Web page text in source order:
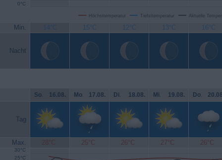
Höchsttemperatur Tiefsttemperatur Aktuelle
0°C
Min. 14°C 15°C 12°C 13°C 16°C
Nacht
So. 16.08. Mo. 17.08. Di. 18.08. Mi. 19.08. Do.
Tag
Max. 28°C 25°C 26°C 27°C 26°C
25°C
30°C